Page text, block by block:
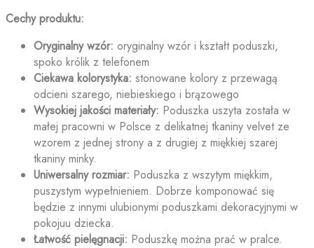
Cechy produktu:
Oryginalny wzór: oryginalny wzór i kształt poduszki,
spoko królik z telefonem
Ciekawa kolorystyka: stonowane kolory z przewagą
odcieni szarego, niebieskiego i brązowego
Wysokiej jakości materiały: Poduszka uszyta została w
małej pracowni w Polsce z delikatnej tkaniny velvet ze
wzorem z jednej strony a z drugiej z miękkiej szarej
tkaniny minky.
Uniwersalny rozmiar: Poduszka z wszytym miękkim,
puszystym wypełnieniem. Dobrze komponować się
będzie z innymi ulubionymi poduszkami dekoracyjnymi w
pokojuu dziecka.
Łatwość pielęgnacji: Poduszkę można prać w pralce.